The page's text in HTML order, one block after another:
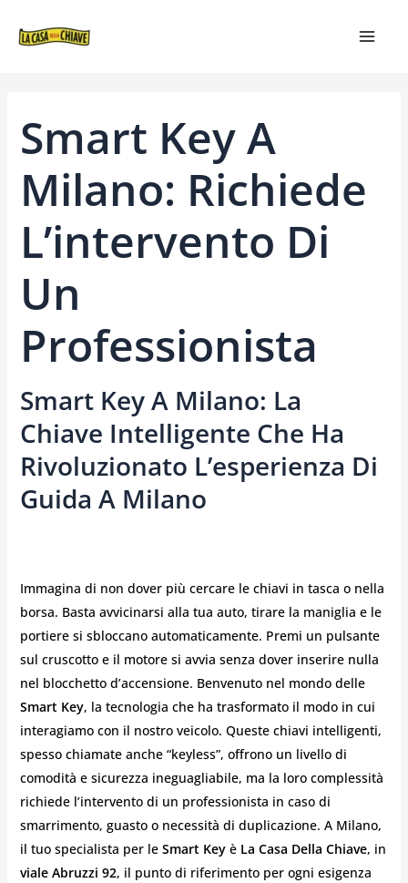
Smart Key A
Milano: Richiede
L’intervento Di
Un
Professionista
Smart Key A Milano: La
Chiave Intelligente Che Ha
Rivoluzionato L’esperienza Di
Guida A Milano
Immagina di non dover più cercare le chiavi in tasca o nella
borsa. Basta avvicinarsi alla tua auto, tirare la maniglia e le
portiere si sbloccano automaticamente. Premi un pulsante
sul cruscotto e il motore si avvia senza dover inserire nulla
nel blocchetto d’accensione. Benvenuto nel mondo delle
Smart Key, la tecnologia che ha trasformato il modo in cui
interagiamo con il nostro veicolo. Queste chiavi intelligenti,
spesso chiamate anche “keyless”, offrono un livello di
comodità e sicurezza ineguagliabile, ma la loro complessità
richiede l’intervento di un professionista in caso di
smarrimento, guasto o necessità di duplicazione. A Milano,
il tuo specialista per le Smart Keyè La Casa Della Chiave, in
viale Abruzzi 92, il punto di riferimento per ogni esigenza
ARTICOLI